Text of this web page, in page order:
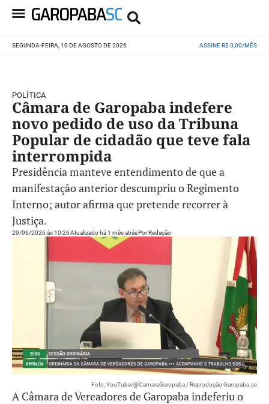
SEGUNDA-FEIRA, 10 DE AGOSTO DE 2026 ASSINE R$ 0,00/MÊS
POLÍTICA
Câmara de Garopaba indefere
novo pedido de uso da Tribuna
Popular de cidadão que teve fala
interrompida
Presidência manteve entendimento de que a
manifestação anterior descumpriu o Regimento
Interno; autor afirma que pretende recorrer à
Justiça.
29/06/2026 às 10:26Atualizado há 1 mês atrásPorRedação
Foto: YouTube/@CamaraGaropaba / Reprodução Garopaba.sc
A Câmara de Vereadores de Garopaba indeferiu o